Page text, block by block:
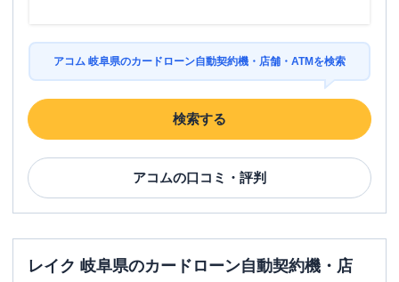
アコム 岐阜県のカードローン自動契約機・店舗・ATMを検索
検索する
アコムの口コミ・評判
レイク 岐阜県のカードローン自動契約機・店